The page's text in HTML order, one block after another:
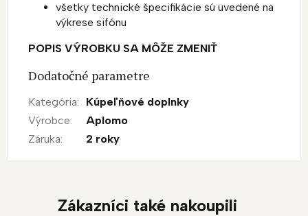
všetky technické špecifikácie sú uvedené na
výkrese sifónu
POPIS VÝROBKU SA MÔŽE ZMENIŤ
Dodatočné parametre
Kategória:
Kúpeľňové doplnky
Výrobce:
Aplomo
Záruka: 2 roky
Zákazníci také nakoupili